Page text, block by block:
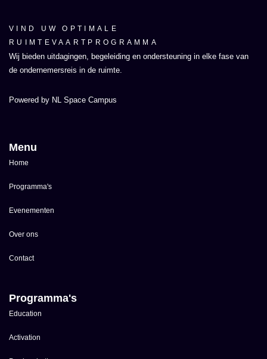
VIND UW OPTIMALE
RUIMTEVAARTPROGRAMMA
Wij bieden uitdagingen, begeleiding en ondersteuning in elke fase van
de ondernemersreis in de ruimte.
Powered by NL Space Campus
Menu
Home
Programma's
Evenementen
Over ons
Contact
Programma's
Education
Activation